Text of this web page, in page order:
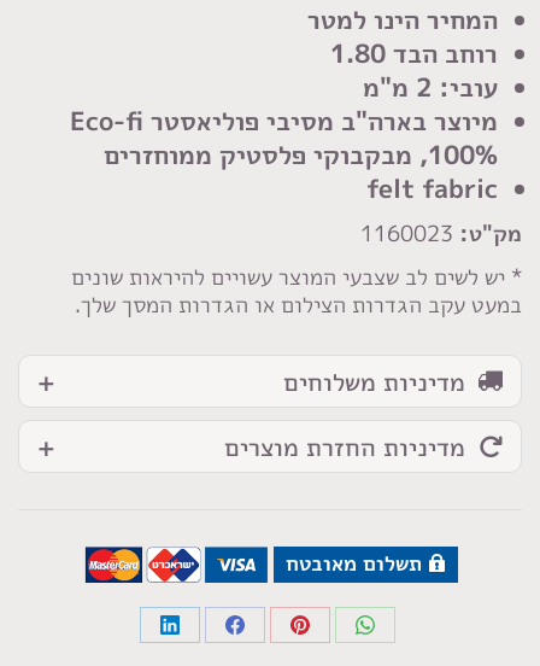
המחיר הינו למטר
רוחב הבד 1.80
עובי: 2 מ"מ
מיוצר בארה"ב מסיבי פוליאסטר Eco-fi
100%, מבקבוקי פלסטיק ממוחזרים
felt fabric
מק"ט:
* יש לשים לב שצבעי המוצר עשויים להיראות שונים
במעט עקב הגדרות הצילום או הגדרות המסך שלך.
כתום
מדיניות משלוחים
מדיניות החזרת מוצרים
תשלום מאובטח
Share
Share
Share
Share